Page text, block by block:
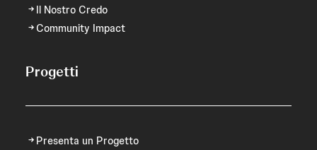
Il Nostro Credo
Community Impact
Progetti
Presenta un Progetto